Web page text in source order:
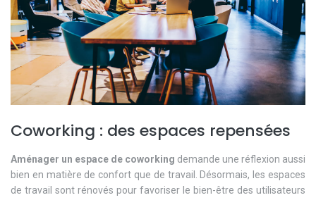
Coworking : des espaces repensées
Aménager un espace de coworking demande une réflexion aussi
bien en matière de confort que de travail. Désormais, les espaces
de travail sont rénovés pour favoriser le bien-être des utilisateurs